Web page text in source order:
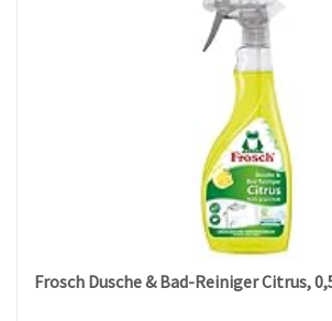
Frosch Dusche & Bad-Reiniger Citrus,